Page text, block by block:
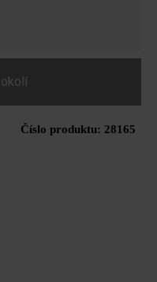
Číslo produktu: 28165